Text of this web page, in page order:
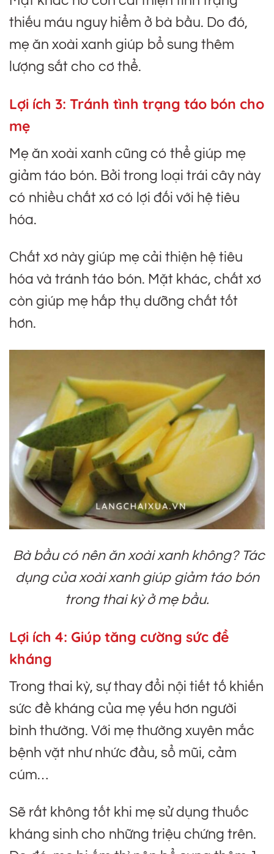
thiếu máu nguy hiểm ở bà bầu. Do đó,
mẹ ăn xoài xanh giúp bổ sung thêm
lượng sắt cho cơ thể.
Lợi ích 3: Tránh tình trạng táo bón cho
mẹ
Mẹ ăn xoài xanh cũng có thể giúp mẹ
giảm táo bón. Bởi trong loại trái cây này
có nhiều chất xơ có lợi đối với hệ tiêu
hóa.
Chất xơ này giúp mẹ cải thiện hệ tiêu
hóa và tránh táo bón. Mặt khác, chất xơ
còn giúp mẹ hấp thụ dưỡng chất tốt
hơn.
Bà bầu có nên ăn xoài xanh không? Tác
dụng của xoài xanh giúp giảm táo bón
trong thai kỳ ở mẹ bầu.
Lợi ích 4: Giúp tăng cường sức đề
kháng
Trong thai kỳ, sự thay đổi nội tiết tố khiến
sức đề kháng của mẹ yếu hơn người
bình thường. Với mẹ thường xuyên mắc
bệnh vặt như nhức đầu, sổ mũi, cảm
cúm…
Sẽ rất không tốt khi mẹ sử dụng thuốc
kháng sinh cho những triệu chứng trên.